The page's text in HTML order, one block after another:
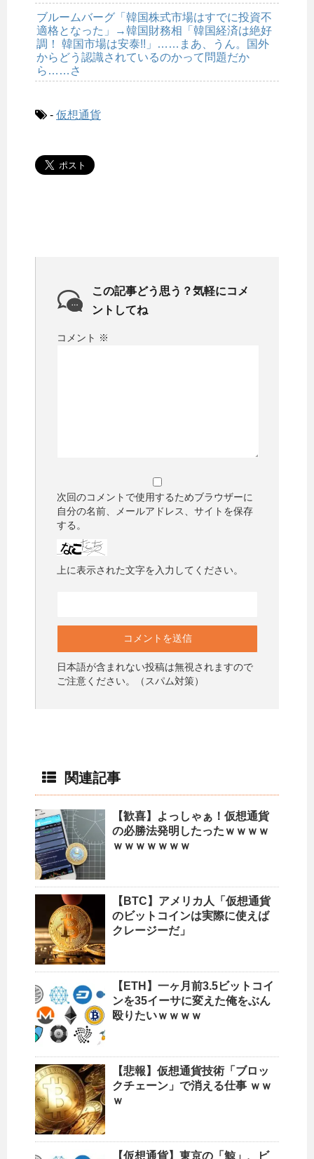
ブルームバーグ「韓国株式市場はすでに投資不
適格となった」→韓国財務相「韓国経済は絶好
調！ 韓国市場は安泰!!」……まあ、うん。国外
からどう認識されているのかって問題だか
ら……さ
- 仮想通貨
この記事どう思う？気軽にコメ
ントしてね
コメント ※
次回のコメントで使用するためブラウザーに
自分の名前、メールアドレス、サイトを保存
する。
上に表示された文字を入力してください。
日本語が含まれない投稿は無視されますので
ご注意ください。（スパム対策）
関連記事
【歓喜】よっしゃぁ！仮想通貨
の必勝法発明したったｗｗｗｗ
ｗｗｗｗｗｗｗ
【BTC】アメリカ人「仮想通貨
のビットコインは実際に使えば
クレージーだ」
【ETH】一ヶ月前3.5ビットコイ
ンを35イーサに変えた俺をぶん
殴りたいｗｗｗｗ
【悲報】仮想通貨技術「ブロッ
クチェーン」で消える仕事 ｗｗ
ｗ
【仮想通貨】東京の「鯨」、ビ